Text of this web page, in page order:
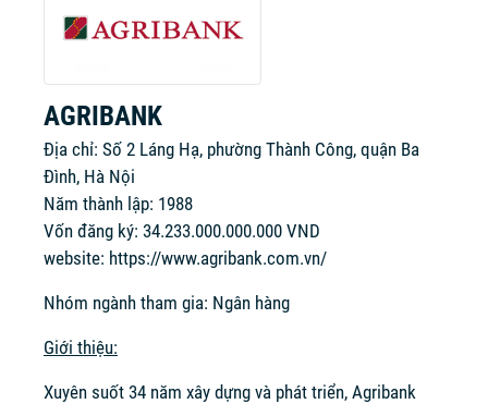
AGRIBANK
Địa chỉ: Số 2 Láng Hạ, phường Thành Công, quận Ba
Đình, Hà Nội
Năm thành lập: 1988
Vốn đăng ký: 34.233.000.000.000 VND
website: https://www.agribank.com.vn/
Nhóm ngành tham gia: Ngân hàng
Giới thiệu:
Xuyên suốt 34 năm xây dựng và phát triển, Agribank